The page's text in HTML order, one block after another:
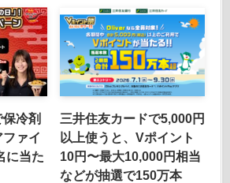
冷剤
ァイ
に当た
三井住友カードで5,000円
以上使うと、Vポイント
10円〜最大10,000円相当
などが抽選で150万本